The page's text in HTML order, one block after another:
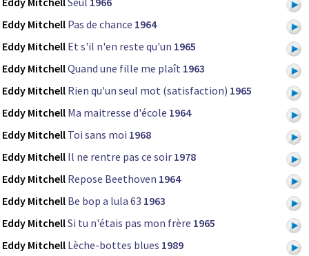
Eddy Mitchell Pas de chance 1964
Eddy Mitchell Et s'il n'en reste qu'un 1965
Eddy MitchellQuand une fille me plaît 1963
Eddy Mitchell Rien qu'un seul mot (satisfaction) 1965
Eddy Mitchell Ma maitresse d'école 1964
Eddy Mitchell Toi sans moi 1968
Eddy Mitchell Il ne rentre pas ce soir 1978
Eddy Mitchell Repose Beethoven 1964
Eddy Mitchell Be bop a lula 63 1963
Eddy MitchellSi tu n'étais pas mon frère 1965
Eddy Mitchell Lèche-bottes blues 1989